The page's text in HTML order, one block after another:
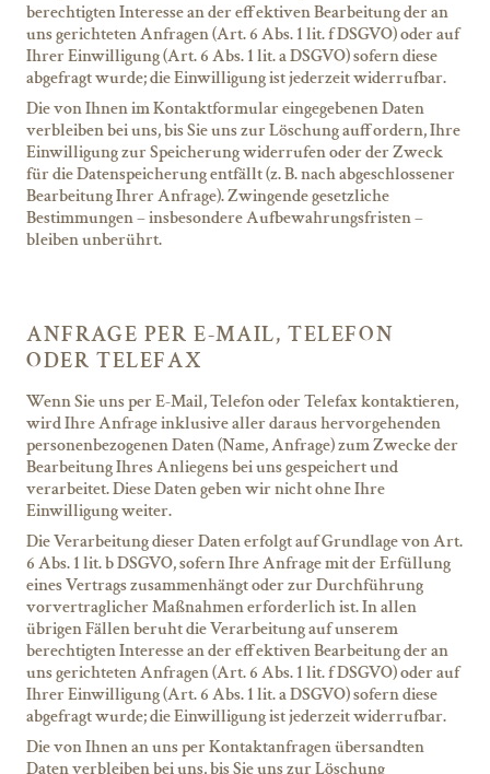
berechtigten Interesse an der effektiven Bearbeitung der an
uns gerichteten Anfragen (Art. 6 Abs. 1 lit. f DSGVO) oder auf
Ihrer Einwilligung (Art. 6 Abs. 1 lit. a DSGVO) sofern diese
abgefragt wurde; die Einwilligung ist jederzeit widerrufbar.
Die von Ihnen im Kontaktformular eingegebenen Daten
verbleiben bei uns, bis Sie uns zur Löschung auffordern, Ihre
Einwilligung zur Speicherung widerrufen oder der Zweck
für die Datenspeicherung entfällt (z. B. nach abgeschlossener
Bearbeitung Ihrer Anfrage). Zwingende gesetzliche
Bestimmungen – insbesondere Aufbewahrungsfristen –
bleiben unberührt.
ANFRAGE PER E-MAIL, TELEFON
ODER TELEFAX
Wenn Sie uns per E-Mail, Telefon oder Telefax kontaktieren,
wird Ihre Anfrage inklusive aller daraus hervorgehenden
personenbezogenen Daten (Name, Anfrage) zum Zwecke der
Bearbeitung Ihres Anliegens bei uns gespeichert und
verarbeitet. Diese Daten geben wir nicht ohne Ihre
Einwilligung weiter.
Die Verarbeitung dieser Daten erfolgt auf Grundlage von Art.
6 Abs. 1 lit. b DSGVO, sofern Ihre Anfrage mit der Erfüllung
eines Vertrags zusammenhängt oder zur Durchführung
vorvertraglicher Maßnahmen erforderlich ist. In allen
übrigen Fällen beruht die Verarbeitung auf unserem
berechtigten Interesse an der effektiven Bearbeitung der an
uns gerichteten Anfragen (Art. 6 Abs. 1 lit. f DSGVO) oder auf
Ihrer Einwilligung (Art. 6 Abs. 1 lit. a DSGVO) sofern diese
abgefragt wurde; die Einwilligung ist jederzeit widerrufbar.
Die von Ihnen an uns per Kontaktanfragen übersandten
Daten verbleiben bei uns, bis Sie uns zur Löschung